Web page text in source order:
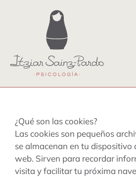
terapia individual
terapia familiar
terapia de pareja
¿Qué son las cookies?
Las cookies son pequeños
se almacenan en tu dispositivo
web. Sirven para recordar
visita y facilitar tu próxima